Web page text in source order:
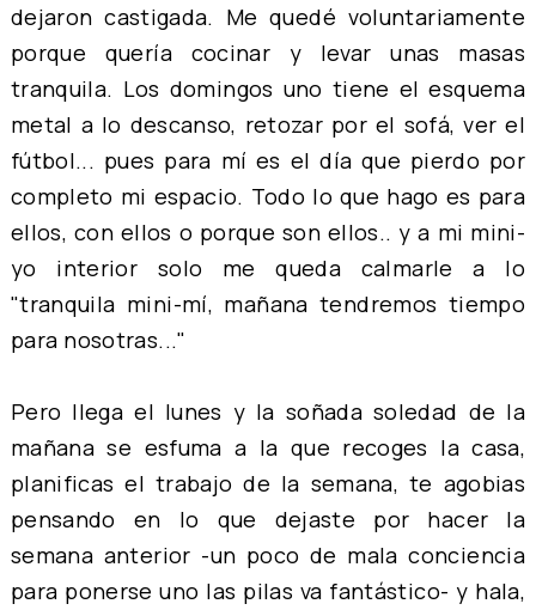
dejaron castigada. Me quedé voluntariamente
porque quería cocinar y levar unas masas
tranquila. Los domingos uno tiene el esquema
metal a lo descanso, retozar por el sofá, ver el
fútbol... pues para mí es el día que pierdo por
completo mi espacio. Todo lo que hago es para
ellos, con ellos o porque son ellos.. y a mi mini-
yo interior solo me queda calmarle a lo
"tranquila mini-mí, mañana tendremos tiempo
para nosotras..."
Pero llega el lunes y la soñada soledad de la
mañana se esfuma a la que recoges la casa,
planificas el trabajo de la semana, te agobias
pensando en lo que dejaste por hacer la
semana anterior -un poco de mala conciencia
para ponerse uno las pilas va fantástico- y hala,